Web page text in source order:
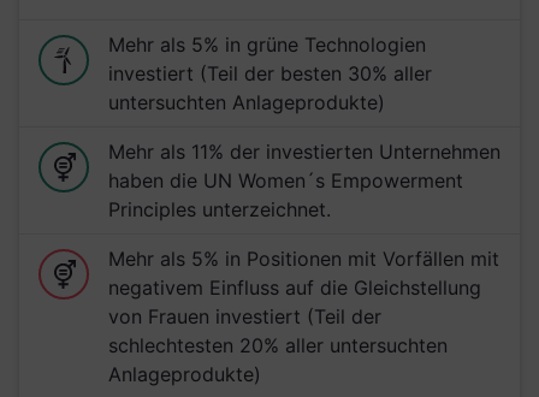
Mehr als 5% in grüne Technologien
investiert (Teil der besten 30% aller
untersuchten Anlageprodukte)
Mehr als 11% der investierten Unternehmen
haben die UN Women´s Empowerment
Principles unterzeichnet.
Mehr als 5% in Positionen mit Vorfällen mit
negativem Einfluss auf die Gleichstellung
von Frauen investiert (Teil der
schlechtesten 20% aller untersuchten
Anlageprodukte)